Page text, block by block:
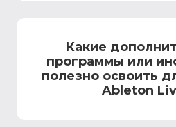
Какие
программы или
полезно освоить
Ableton